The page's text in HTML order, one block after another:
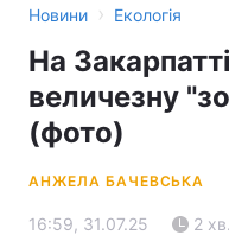
Новини › Екологія
На
величезну
(фото)
АНЖЕЛА БАЧЕВСЬКА
16:59, 31.07.25 2 хв.